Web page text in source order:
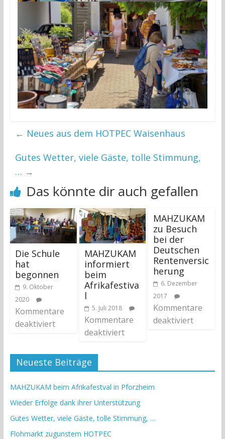
← Neues aus dem HOTPEC Waisenhaus
Gutes Wetter, viele Gäste, tolle Stimmung,
… →
Das könnte dir auch gefallen
Die Schule
hat
begonnen
9. Oktober
2020
Kommentare
deaktiviert
MAHZUKAM
informiert
beim
Afrikafestiva
l
5. Juli 2018
Kommentare
deaktiviert
MAHZUKAM
zu Besuch
bei der
Deutschen
Rentenversic
herung
6. Dezember
2017
Kommentare
deaktiviert
Neueste Beiträge
MAHZUKAM beim Afrikafestval in Pforzheim
Wieder Erfolge dank ihrer Unterstützung
Gutes Wetter, viele Gäste, tolle Stimmung, …
Flohmarkt zugunstem HOTPEC